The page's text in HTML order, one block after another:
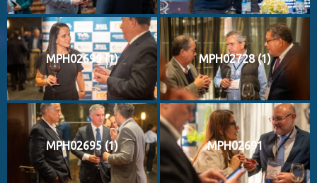
MPH02699 (1) MPH02728 (1)
MPH02695 (1) MPH02691